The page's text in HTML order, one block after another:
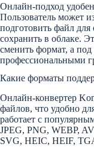
Онлайн-подход удобен
Пользователь может
подготовить файл для
сохранить в облаке.
сменить формат, а
профессиональными
Какие форматы
Онлайн-конвертер
файлов, что удобно
работает с
JPEG, PNG, WEBP,
SVG, HEIC, HEIF,